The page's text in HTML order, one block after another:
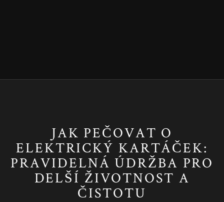
JAK PEČOVAT O
ELEKTRICKÝ KARTÁČEK:
PRAVIDELNÁ ÚDRŽBA PRO
DELŠÍ ŽIVOTNOST A
ČISTOTU